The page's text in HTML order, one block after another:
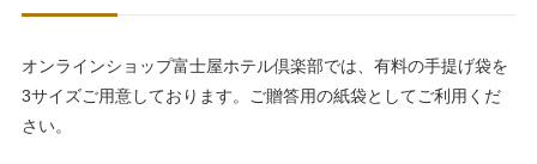
オンラインショップ富士屋ホテル倶楽部では、有料の手提げ袋を
3サイズご用意しております。ご贈答用の紙袋としてご利用くだ
さい。